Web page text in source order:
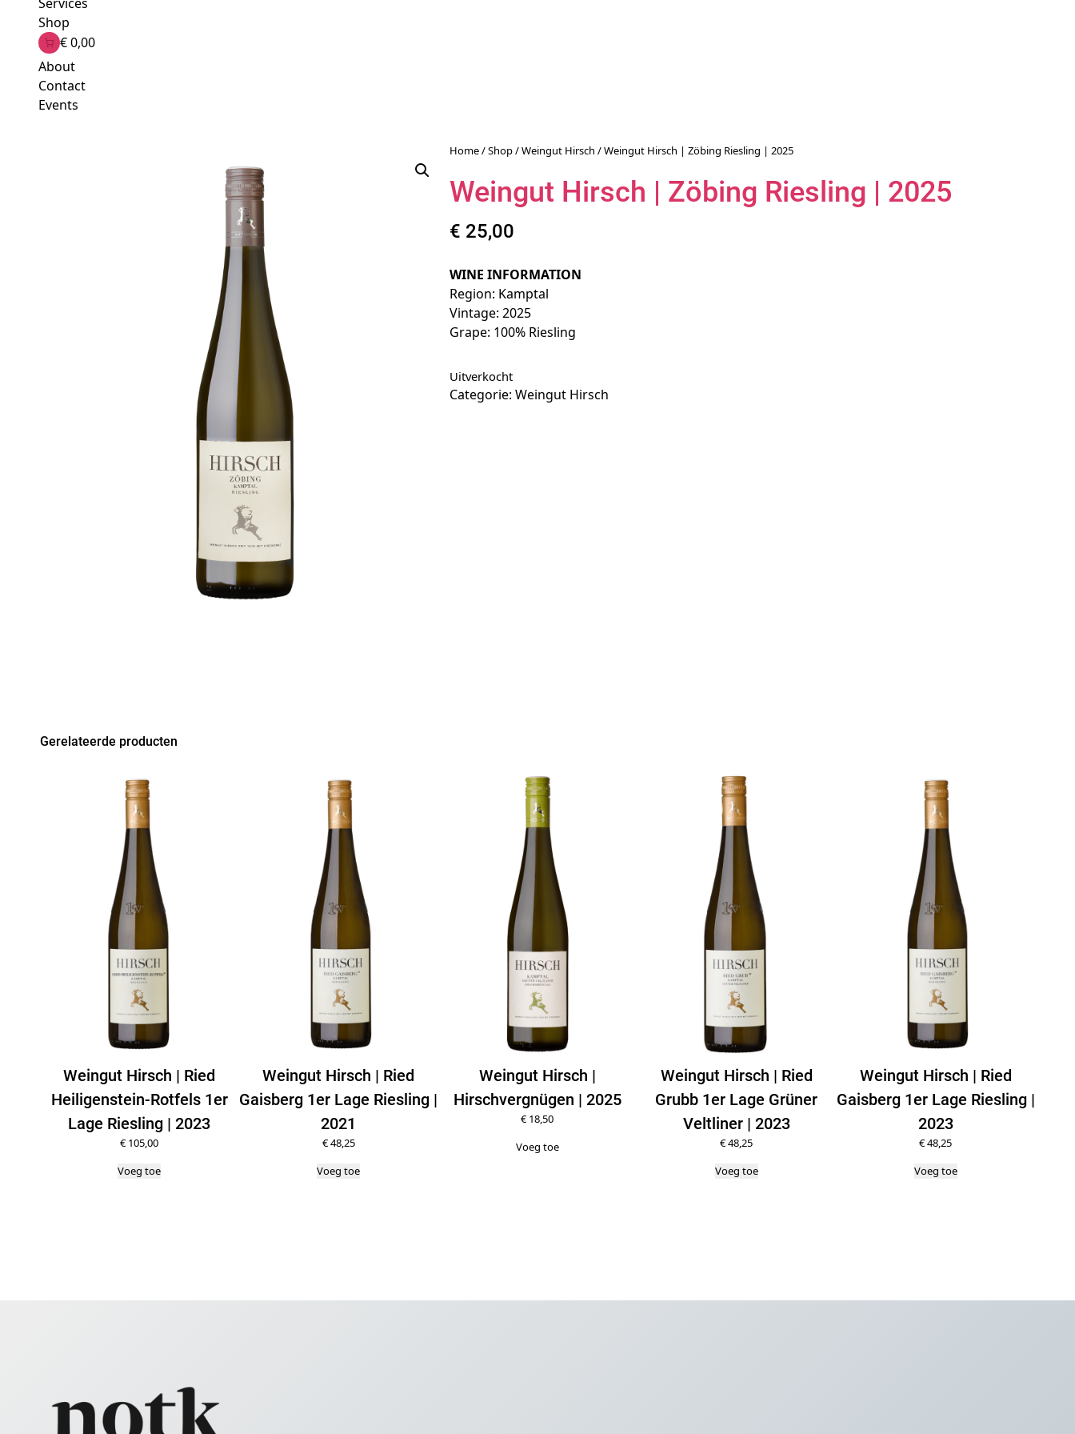
Shop
€ 0,00
About
Contact
Events
Home/Shop/Weingut Hirsch / Weingut Hirsch | Zöbing Riesling | 2025
Weingut Hirsch | Zöbing Riesling | 2025
€ 25,00
WINE INFORMATION
Region: Kamptal
Vintage: 2025
Grape: 100% Riesling
Uitverkocht
Categorie: Weingut Hirsch
Gerelateerde producten
Weingut Hirsch | Ried
Heiligenstein-Rotfels 1er
Lage Riesling | 2023
€ 105,00
Voeg toe
Weingut Hirsch | Ried
Gaisberg 1er Lage Riesling |
2021
€48,25
Voeg toe
Weingut Hirsch |
Hirschvergnügen | 2025
€ 18,50
Voeg toe
Weingut Hirsch | Ried
Grubb 1er Lage Grüner
Veltliner | 2023
€48,25
Voeg toe
Weingut Hirsch | Ried
Gaisberg 1er Lage Riesling |
2023
€48,25
Voeg toe